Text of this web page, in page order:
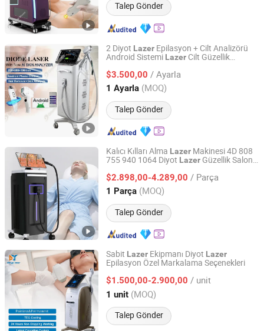
Talep Gönder
2 Diyot Lazer Epilasyon + Cilt Analizörü
Android Sistemi Lazer Cilt Güzellik
$3.500,00 / Ayarla
1 Ayarla (MOQ)
Talep Gönder
Beijing DALI Beauty Technology CO., Ltd.
Beijing, China Fiyat 2022
Kalıcı Kılları Alma Lazer Makinesi 4D 808
755 940 1064 Diyot Lazer Güzellik Salonu
$2.898,00-4.289,00 / Parça
1 Parça (MOQ)
Talep Gönder
Weifang KM Electronics Co., Ltd.
Shandong, China Fiyat 2010
Sabit Lazer Ekipmanı Diyot Lazer
Epilasyon Özel Markalama Seçenekleri
$1.500,00-2.900,00 / unit
1 unit (MOQ)
Talep Gönder
Guangzhou Danye Optical Co., Ltd.
Guangdong, China Fiyat 2018